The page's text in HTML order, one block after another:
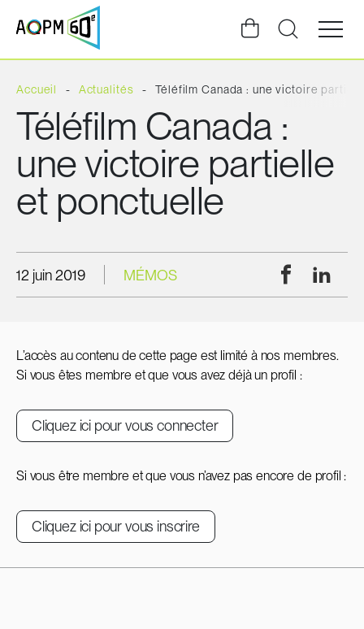
Ouvrir
la
du
Accueil Actualités Téléfilm Canada : une victoire
Téléfilm Canada :
une victoire partielle
et ponctuelle
12 juin 2019 MÉMOS Facebook
L’accès au contenu de cette page est limité à nos membres.
Si vous êtes membre et que vous avez déjà un profil :
Cliquez ici pour vous connecter
Si vous être membre et que vous n’avez pas encore de profil :
Cliquez ici pour vous inscrire